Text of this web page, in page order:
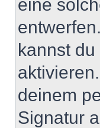
eine
kannst
deinem
Signatur